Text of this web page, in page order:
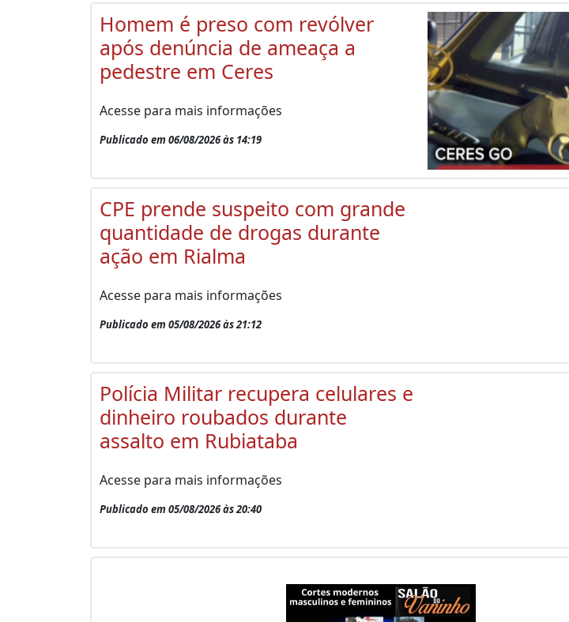
Homem é preso com revólver
após denúncia de ameaça a
pedestre em Ceres
Acesse para mais informações
Publicado em 06/08/2026 às 14:19
CPE prende suspeito com grande
quantidade de drogas durante
ação em Rialma
Acesse para mais informações
Publicado em 05/08/2026 às 21:12
Polícia Militar recupera celulares e
dinheiro roubados durante
assalto em Rubiataba
Acesse para mais informações
Publicado em 05/08/2026 às 20:40